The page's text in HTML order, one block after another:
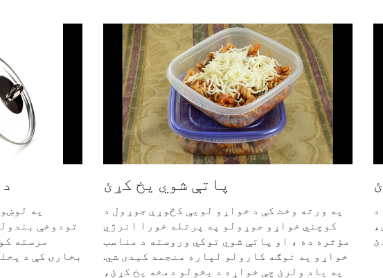
په
تودوخې
مرسته
بخارۍ کې د
پاتې شوي یخ کړئ
په ورته وخت کې د خواړو لویې کڅوړې جوړول د
کوچني خواړو جوړولو په پرتله خورا انرژي
مؤثره ده ، او پاتې شوي توکي وروسته د مناسب
خواړو په توګه کارولو لپاره منجمد کیدی شي.
په یاد ولرئ چې خواړه د یخولو دمخه یخ کړئ،